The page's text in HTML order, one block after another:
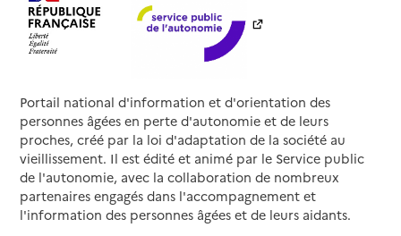
Portail national d'information et d'orientation des
personnes âgées en perte d'autonomie et de leurs
proches, créé par la loi d'adaptation de la société au
vieillissement. Il est édité et animé par le Service public
de l'autonomie, avec la collaboration de nombreux
partenaires engagés dans l'accompagnement et
l'information des personnes âgées et de leurs aidants.